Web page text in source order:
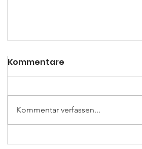
Auf nach Essen
Kommentare
Kommentar verfassen...